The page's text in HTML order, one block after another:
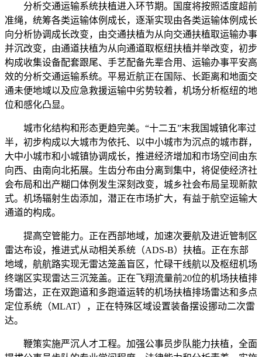
分析交通运输系统扶植进入环节期。国度将按照适度超前
准绳，统筹各类运输体例成长，逐渐实现由各类运输体例成长
向分析协调成长改变，由交通扶植为从向交通扶植取运输办事
并沉改变，由通道扶植为从向通道取枢纽扶植并举改变，初步
构成收集设备配套跟尾、手艺配备先辈合用、运输办事平安高
效的分析交通运输系统。平易近航正在国际、长距离和地面交
通未便地域以及应急救援运输中劣势较着，机场分析枢纽的地
位和感化凸显。
城市化结构和形态更趋完美。“十二五”末我国城镇化率过
半，初步构成以大城市为依托、以中小城市为沉点的城市群，
大中小城市和小城镇协调成长，推进经济增加和市场空间由东
向西、由南向北拓展。生齿分布由分离到集中，将促使经济社
会布局和出产糊口体例发生深刻改变，城乡社会布局呈现新款
式。机场辐射生齿添加，潜正在市场扩大，有益于航空运输大
通道的构成。
提高空管能力。正在西部地域，加速次要航及进近管制区
雷达布设，推进式从动相关系统（ADS-B）扶植。正在东部
地域，航航路实现无雷达笼盖盲区，忙碌干线航以及枢纽机场
终端区实现雷达三沉笼盖。正在飞翔流量前20位的机场扶植排
场雷达，正在双跑道和多跑道运转的机场扶植排场雷达和多点
定位系统（MLAT），正在特殊区域设置装备摆设挪动二次雷
达。
鞭策实施严沉人才工程。加强公事员步队能力扶植，全面